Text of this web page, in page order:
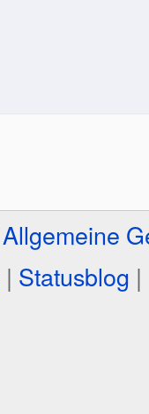
Allgemeine
| Statusblog |